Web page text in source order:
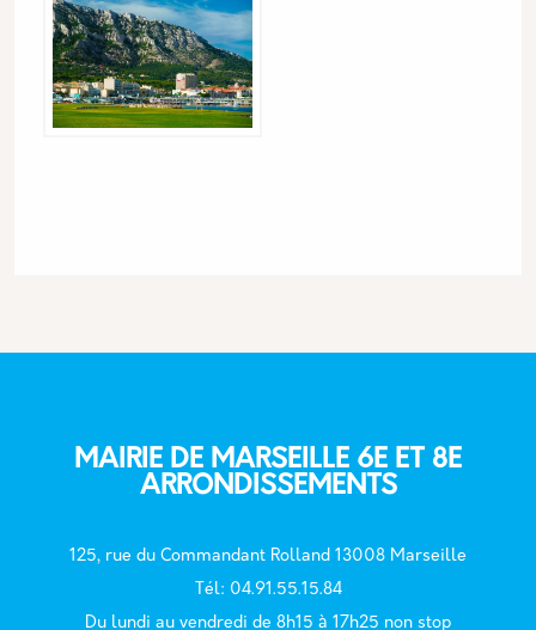
MAIRIE DE MARSEILLE 6E ET 8E
ARRONDISSEMENTS
125, rue du Commandant Rolland 13008 Marseille
Tél: 04.91.55.15.84
Du lundi au vendredi de 8h15 à 17h25 non stop